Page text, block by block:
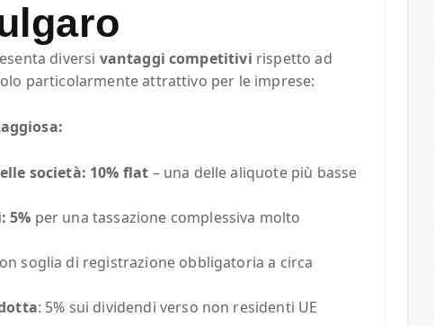
diversi vantaggi competitivi rispetto ad
particolarmente attrattivo per le imprese:
società: 10% flat – una delle aliquote più basse
5% per una tassazione complessiva molto
soglia di registrazione obbligatoria a circa
: 5% sui dividendi verso non residenti UE